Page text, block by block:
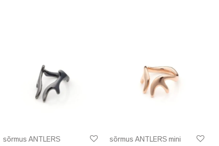
sõrmus ANTLERS
sõrmus ANTLERS mini